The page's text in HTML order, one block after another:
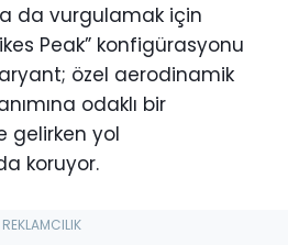
da vurgulamak için
Peak” konfigürasyonu
özel aerodinamik
odaklı bir
gelirken yol
koruyor.